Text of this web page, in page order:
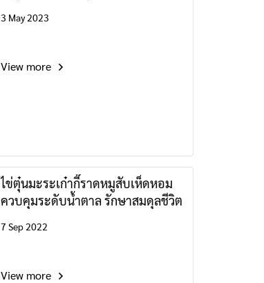
3 May 2023
View more
ไข่ตุ๋นมะระเก๋ากี๊ราดหมูสับเห็ดหอม
ควบคุมระดับน้ำตาล รักษาสมดุลชีวิต
7 Sep 2022
View more